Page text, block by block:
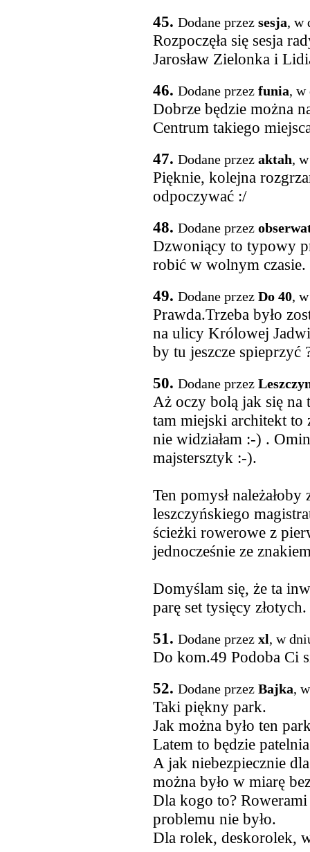
45. Dodane przez sesja, w
Rozpoczęła się sesja
Jarosław Zielonka i
46. Dodane przez funia, w
Dobrze będzie można
Centrum takiego
47. Dodane przez aktah,
Pięknie, kolejna
odpoczywać :/
48. Dodane przez
Dzwoniący to typowy
robić w wolnym czasie.
49. Dodane przez Do 40,
Prawda.Trzeba było
na ulicy Królowej
by tu jeszcze spieprzyć
50. Dodane przez
Aż oczy bolą jak się
tam miejski architekt to
nie widziałam :-) .
majstersztyk :-).
Ten pomysł
leszczyńskiego
ścieżki rowerowe z
jednocześnie ze
Domyślam się, że ta
parę set tysięcy złotych.
51. Dodane przez xl, w
Do kom.49 Podoba Ci
52. Dodane przez Bajka,
Taki piękny park.
Jak można było ten
Latem to będzie
A jak niebezpiecznie
można było w miarę
Dla kogo to?
problemu nie było.
Dla rolek, deskorolek,